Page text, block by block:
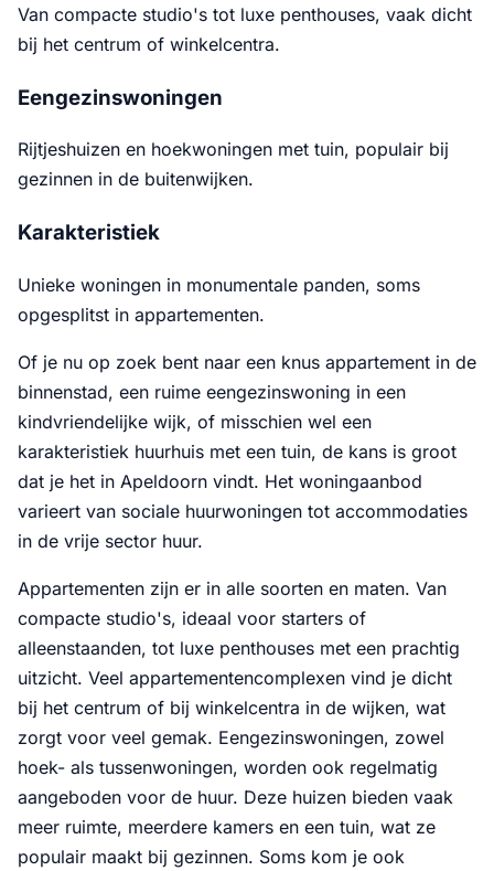
Van compacte studio's tot luxe penthouses, vaak dicht
bij het centrum of winkelcentra.
Eengezinswoningen
Rijtjeshuizen en hoekwoningen met tuin, populair bij
gezinnen in de buitenwijken.
Karakteristiek
Unieke woningen in monumentale panden, soms
opgesplitst in appartementen.
Of je nu op zoek bent naar een knus appartement in de
binnenstad, een ruime eengezinswoning in een
kindvriendelijke wijk, of misschien wel een
karakteristiek huurhuis met een tuin, de kans is groot
dat je het in Apeldoorn vindt. Het woningaanbod
varieert van sociale huurwoningen tot accommodaties
in de vrije sector huur.
Appartementen zijn er in alle soorten en maten. Van
compacte studio's, ideaal voor starters of
alleenstaanden, tot luxe penthouses met een prachtig
uitzicht. Veel appartementencomplexen vind je dicht
bij het centrum of bij winkelcentra in de wijken, wat
zorgt voor veel gemak. Eengezinswoningen, zowel
hoek- als tussenwoningen, worden ook regelmatig
aangeboden voor de huur. Deze huizen bieden vaak
meer ruimte, meerdere kamers en een tuin, wat ze
populair maakt bij gezinnen. Soms kom je ook